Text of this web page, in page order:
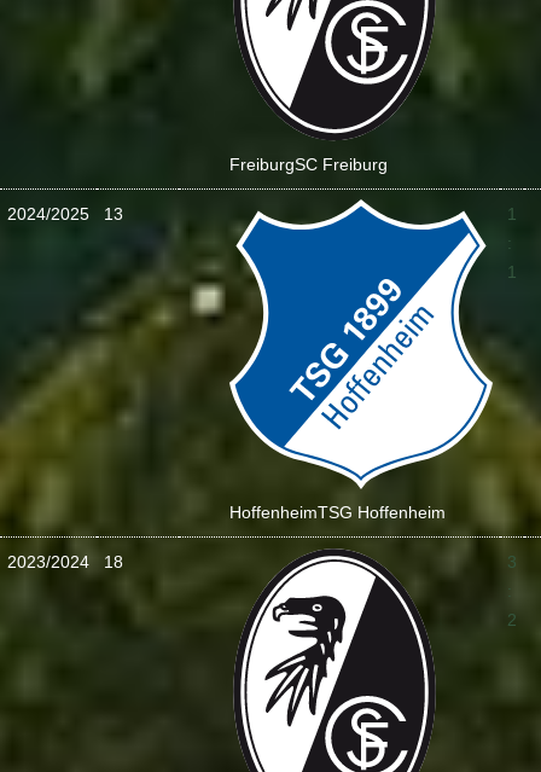
FreiburgSC Freiburg
2024/2025 13
HoffenheimTSG Hoffenheim
1
:
1
2023/2024 18
3
2